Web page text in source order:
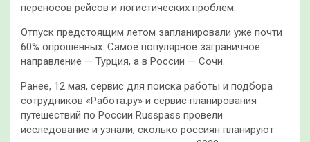
переносов рейсов и логистических проблем.
Отпуск предстоящим летом запланировали уже почти
60% опрошенных. Самое популярное заграничное
направление — Турция, а в России — Сочи.
Ранее, 12 мая, сервис для поиска работы и подбора
сотрудников «Работа.ру» и сервис планирования
путешествий по России Russpass провели
исследование и узнали, сколько россиян планируют